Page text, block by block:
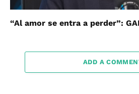
“Al amor se entra a perder”:
ADD A